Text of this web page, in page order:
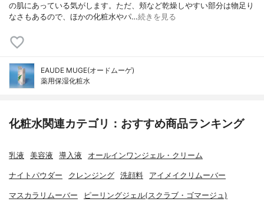
の肌にあっている気がします。ただ、頬など乾燥しやすい部分は物足り
なさもあるので、ほかの化粧水やパ…続きを見る
EAUDE MUGE(オードムーゲ)
薬用保湿化粧水
化粧水関連カテゴリ：おすすめ商品ランキング
乳液 美容液 導入液 オールインワンジェル・クリーム
ナイトパウダー クレンジング 洗顔料 アイメイクリムーバー
マスカラリムーバー ピーリングジェル(スクラブ・ゴマージュ)